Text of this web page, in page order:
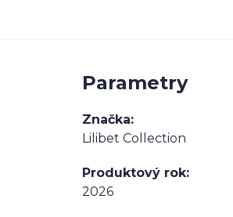
Parametry
Značka
Lilibet Collection
Produktový rok
2026